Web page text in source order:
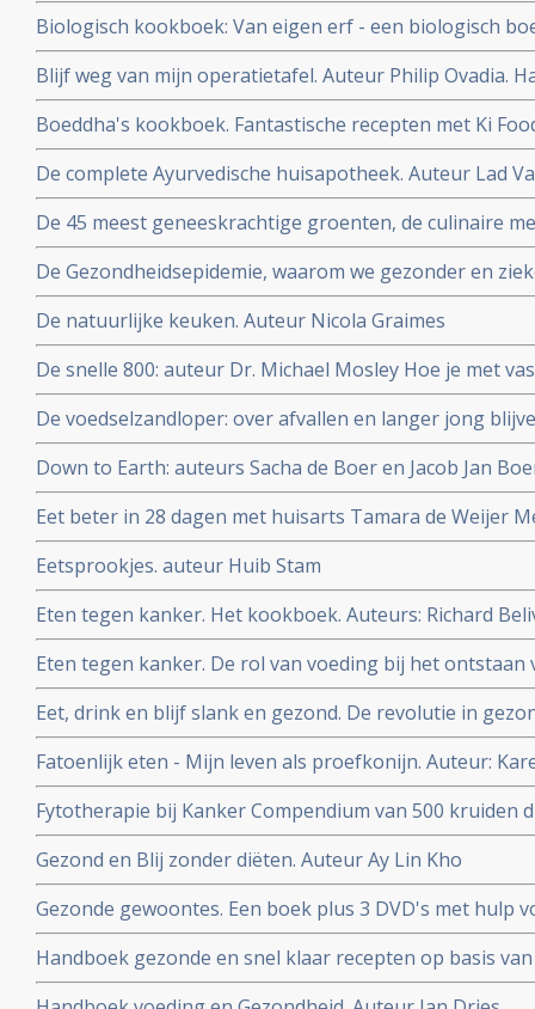
Biologisch kookboek: Van eigen erf - een biologisch
Auteurs Iris van de Graaf en Maria van Boxtel
Blijf weg van mijn operatietafel. Auteur Philip Ovadia.
om gewicht te verliezen, ziekte te voorkomen en je
Boeddha's kookboek. Fantastische recepten met Ki
De complete Ayurvedische huisapotheek. Auteur Lad
wijsheid van 5000 jaar oude medische kennis uit India
De 45 meest geneeskrachtige groenten, de culinaire
Dijkman
De Gezondheidsepidemie, waarom we gezonder en
De natuurlijke keuken. Auteur Nicola Graimes
De snelle 800: auteur Dr. Michael Mosley Hoe je met
zelfs kanker en diabetes kan voorkomen of zelfs
De voedselzandloper: over afvallen en langer jong
Down to Earth: auteurs Sacha de Boer en Jacob Jan
Eet beter in 28 dagen met huisarts Tamara de Weijer
recepten en weekmenu's
Eetsprookjes. auteur Huib Stam
Eten tegen kanker. Het kookboek. Auteurs: Richard
Eten tegen kanker. De rol van voeding bij het ontstaan
Beliveau MD en Denis Gingras MD
Eet, drink en blijf slank en gezond. De revolutie in
C. Willett.
Fatoenlijk eten - Mijn leven als proefkonijn. Auteur:
Fytotherapie bij Kanker Compendium van 500 kruiden
Auteur Rob Hamers
Gezond en Blij zonder diëten. Auteur Ay Lin Kho
Gezonde gewoontes. Een boek plus 3 DVD's met hulp
gewoontes om af te vallen maar vooral om gezonder te
Handboek gezonde en snel klaar recepten op basis
Auteur Titia Kreijger